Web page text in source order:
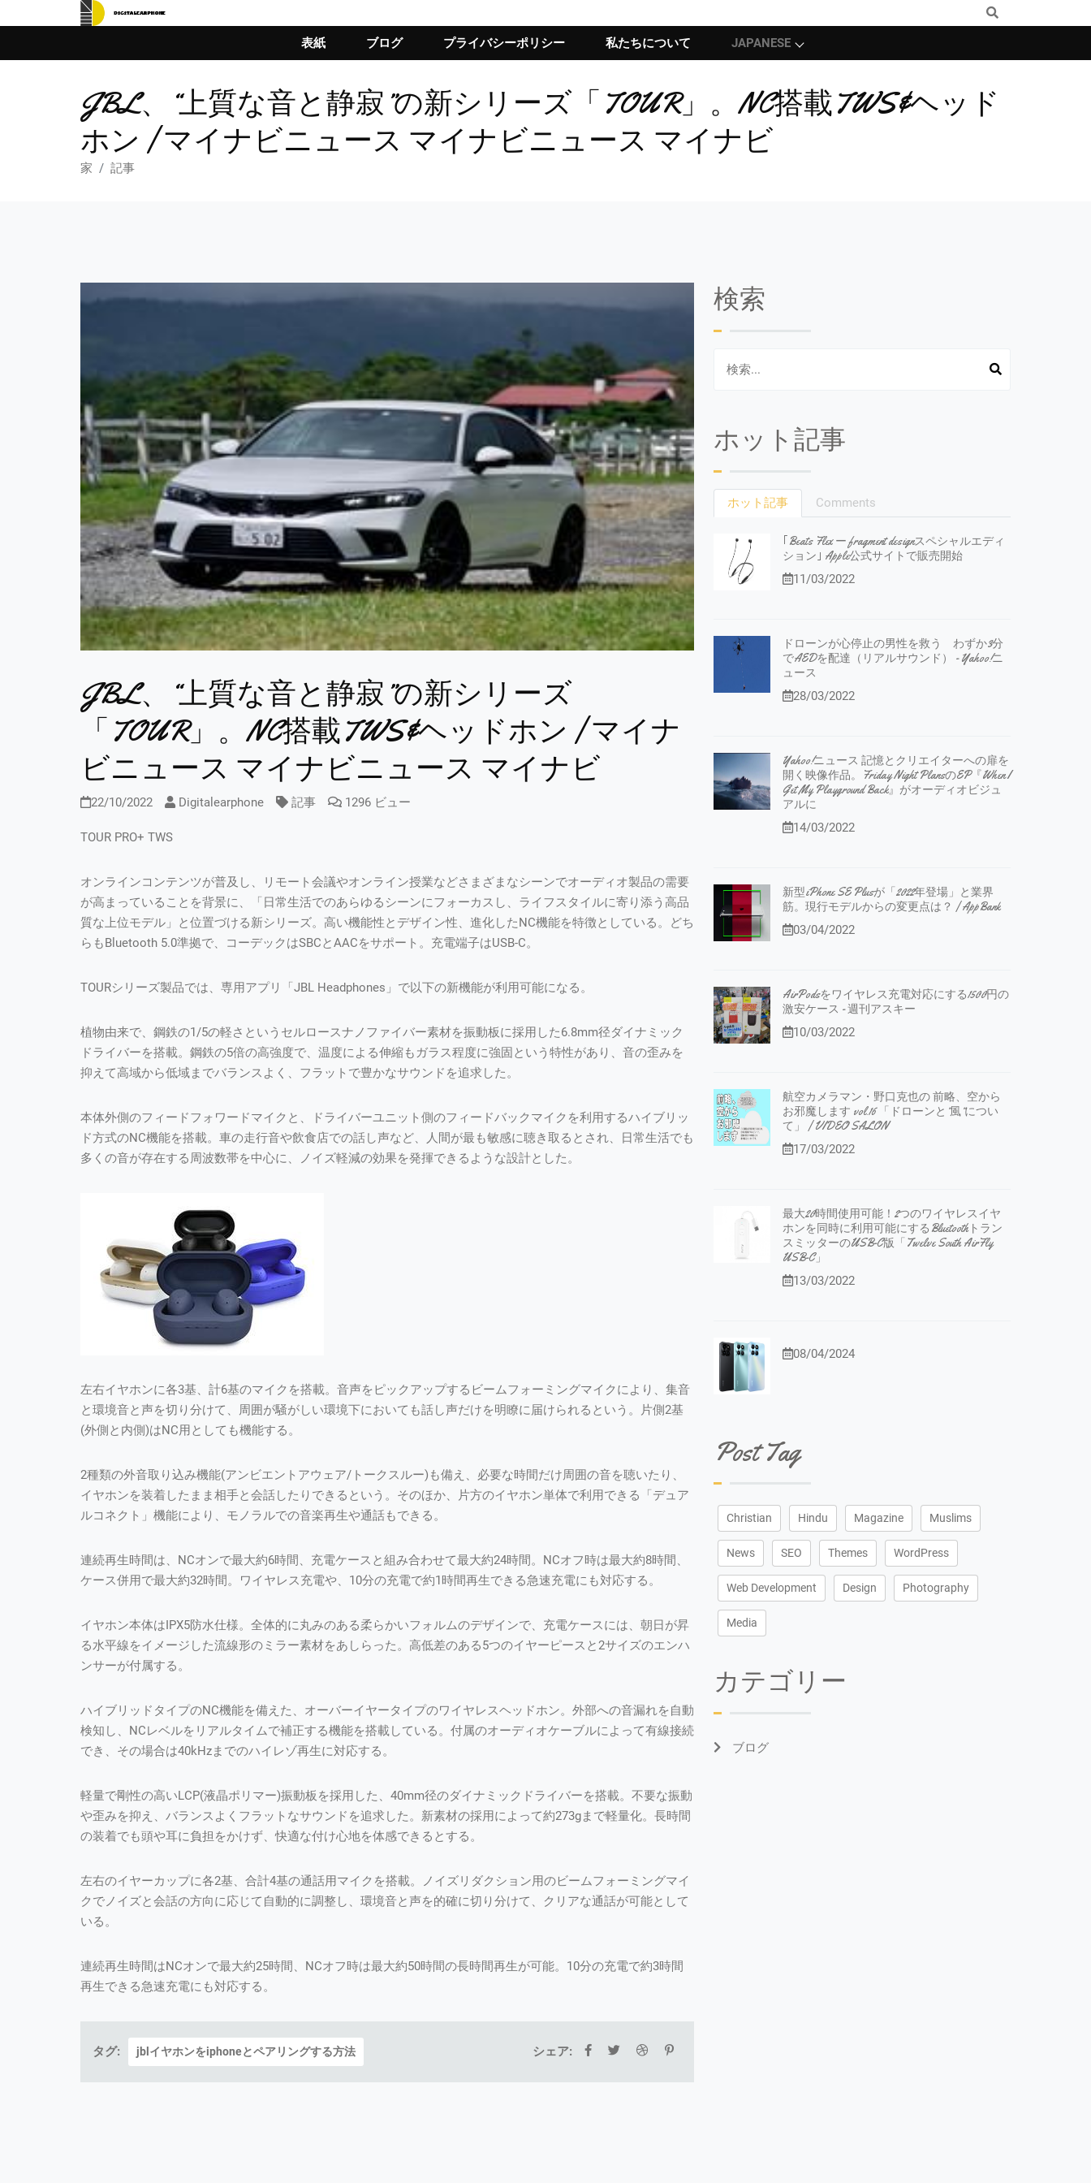
表紙 ブログ プライバシーポリシー 私たちについて JAPANESE
JBL、“上質な音と静寂”の新シリーズ「TOUR」。NC搭載TWS&ヘッド
ホン | マイナビニュース マイナビニュース マイナビ
家 記事
JBL、“上質な音と静寂”の新シリーズ
「TOUR」。NC搭載TWS&ヘッドホン | マイナ
ビニュース マイナビニュース マイナビ
22/10/2022 Digitalearphone 記事 1296 ビュー
TOUR PRO+ TWS
オンラインコンテンツが普及し、リモート会議やオンライン授業などさまざまなシーンでオーディオ製品の需要
が高まっていることを背景に、「日常生活でのあらゆるシーンにフォーカスし、ライフスタイルに寄り添う高品
質な上位モデル」と位置づける新シリーズ。高い機能性とデザイン性、進化したNC機能を特徴としている。どち
らもBluetooth 5.0準拠で、コーデックはSBCとAACをサポート。充電端子はUSB-C。
TOURシリーズ製品では、専用アプリ「JBL Headphones」で以下の新機能が利用可能になる。
植物由来で、鋼鉄の1/5の軽さというセルロースナノファイバー素材を振動板に採用した6.8mm径ダイナミック
ドライバーを搭載。鋼鉄の5倍の高強度で、温度による伸縮もガラス程度に強固という特性があり、音の歪みを
抑えて高域から低域までバランスよく、フラットで豊かなサウンドを追求した。
本体外側のフィードフォワードマイクと、ドライバーユニット側のフィードバックマイクを利用するハイブリッ
ド方式のNC機能を搭載。車の走行音や飲食店での話し声など、人間が最も敏感に聴き取るとされ、日常生活でも
多くの音が存在する周波数帯を中心に、ノイズ軽減の効果を発揮できるような設計とした。
左右イヤホンに各3基、計6基のマイクを搭載。音声をピックアップするビームフォーミングマイクにより、集音
と環境音と声を切り分けて、周囲が騒がしい環境下においても話し声だけを明瞭に届けられるという。片側2基
(外側と内側)はNC用としても機能する。
2種類の外音取り込み機能(アンビエントアウェア/トークスルー)も備え、必要な時間だけ周囲の音を聴いたり、
イヤホンを装着したまま相手と会話したりできるという。そのほか、片方のイヤホン単体で利用できる「デュア
ルコネクト」機能により、モノラルでの音楽再生や通話もできる。
連続再生時間は、NCオンで最大約6時間、充電ケースと組み合わせて最大約24時間。NCオフ時は最大約8時間、
ケース併用で最大約32時間。ワイヤレス充電や、10分の充電で約1時間再生できる急速充電にも対応する。
イヤホン本体はIPX5防水仕様。全体的に丸みのある柔らかいフォルムのデザインで、充電ケースには、朝日が昇
る水平線をイメージした流線形のミラー素材をあしらった。高低差のある5つのイヤーピースと2サイズのエンハ
ンサーが付属する。
ハイブリッドタイプのNC機能を備えた、オーバーイヤータイプのワイヤレスヘッドホン。外部への音漏れを自動
検知し、NCレベルをリアルタイムで補正する機能を搭載している。付属のオーディオケーブルによって有線接続
でき、その場合は40kHzまでのハイレゾ再生に対応する。
軽量で剛性の高いLCP(液晶ポリマー)振動板を採用した、40mm径のダイナミックドライバーを搭載。不要な振動
や歪みを抑え、バランスよくフラットなサウンドを追求した。新素材の採用によって約273gまで軽量化。長時間
の装着でも頭や耳に負担をかけず、快適な付け心地を体感できるとする。
左右のイヤーカップに各2基、合計4基の通話用マイクを搭載。ノイズリダクション用のビームフォーミングマイ
クでノイズと会話の方向に応じて自動的に調整し、環境音と声を的確に切り分けて、クリアな通話が可能として
いる。
連続再生時間はNCオンで最大約25時間、NCオフ時は最大約50時間の長時間再生が可能。10分の充電で約3時間
再生できる急速充電にも対応する。
タグ: jblイヤホンをiphoneとペアリングする方法 シェア:
検索
ホット記事
ホット記事 Comments
｢Beats Flex ー fragment designスペシャルエディ
ション｣ Apple公式サイトで販売開始
11/03/2022
ドローンが心停止の男性を救う わずか3分
でAEDを配達（リアルサウンド） - Yahoo!ニ
ュース
28/03/2022
Yahoo!ニュース 記憶とクリエイターへの扉を
開く映像作品。Friday Night PlansのEP『When I
Get My Playground Back』がオーディオビジュ
アルに
14/03/2022
新型iPhone SE Plusが「2022年登場」と業界
筋。現行モデルからの変更点は？ | AppBank
03/04/2022
AirPodsをワイヤレス充電対応にする1500円の
激安ケース - 週刊アスキー
10/03/2022
航空カメラマン・野口克也の 前略、空から
お邪魔します vol.16 「ドローンと”風”につい
て」 | VIDEO SALON
17/03/2022
最大20時間使用可能！2つのワイヤレスイヤ
ホンを同時に利用可能にするBluetoothトラン
スミッターのUSB-C版「Twelve South AirFly
USB-C」
13/03/2022
08/04/2024
Post Tag
Christian Hindu Magazine Muslims
News SEO Themes WordPress
Web Development Design Photography
Media
カテゴリー
ブログ